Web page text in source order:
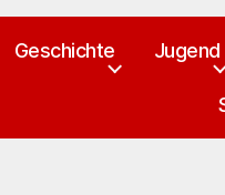
Geschichte Jugend